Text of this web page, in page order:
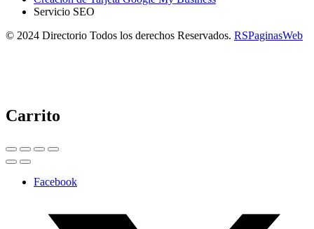
Servicio SEO
© 2024 Directorio Todos los derechos Reservados. RSPaginasWeb
Carrito
Facebook